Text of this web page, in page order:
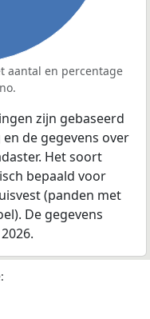
aantal en percentage
zijn gebaseerd
de gegevens over
Het soort
bepaald voor
(panden met
De gegevens